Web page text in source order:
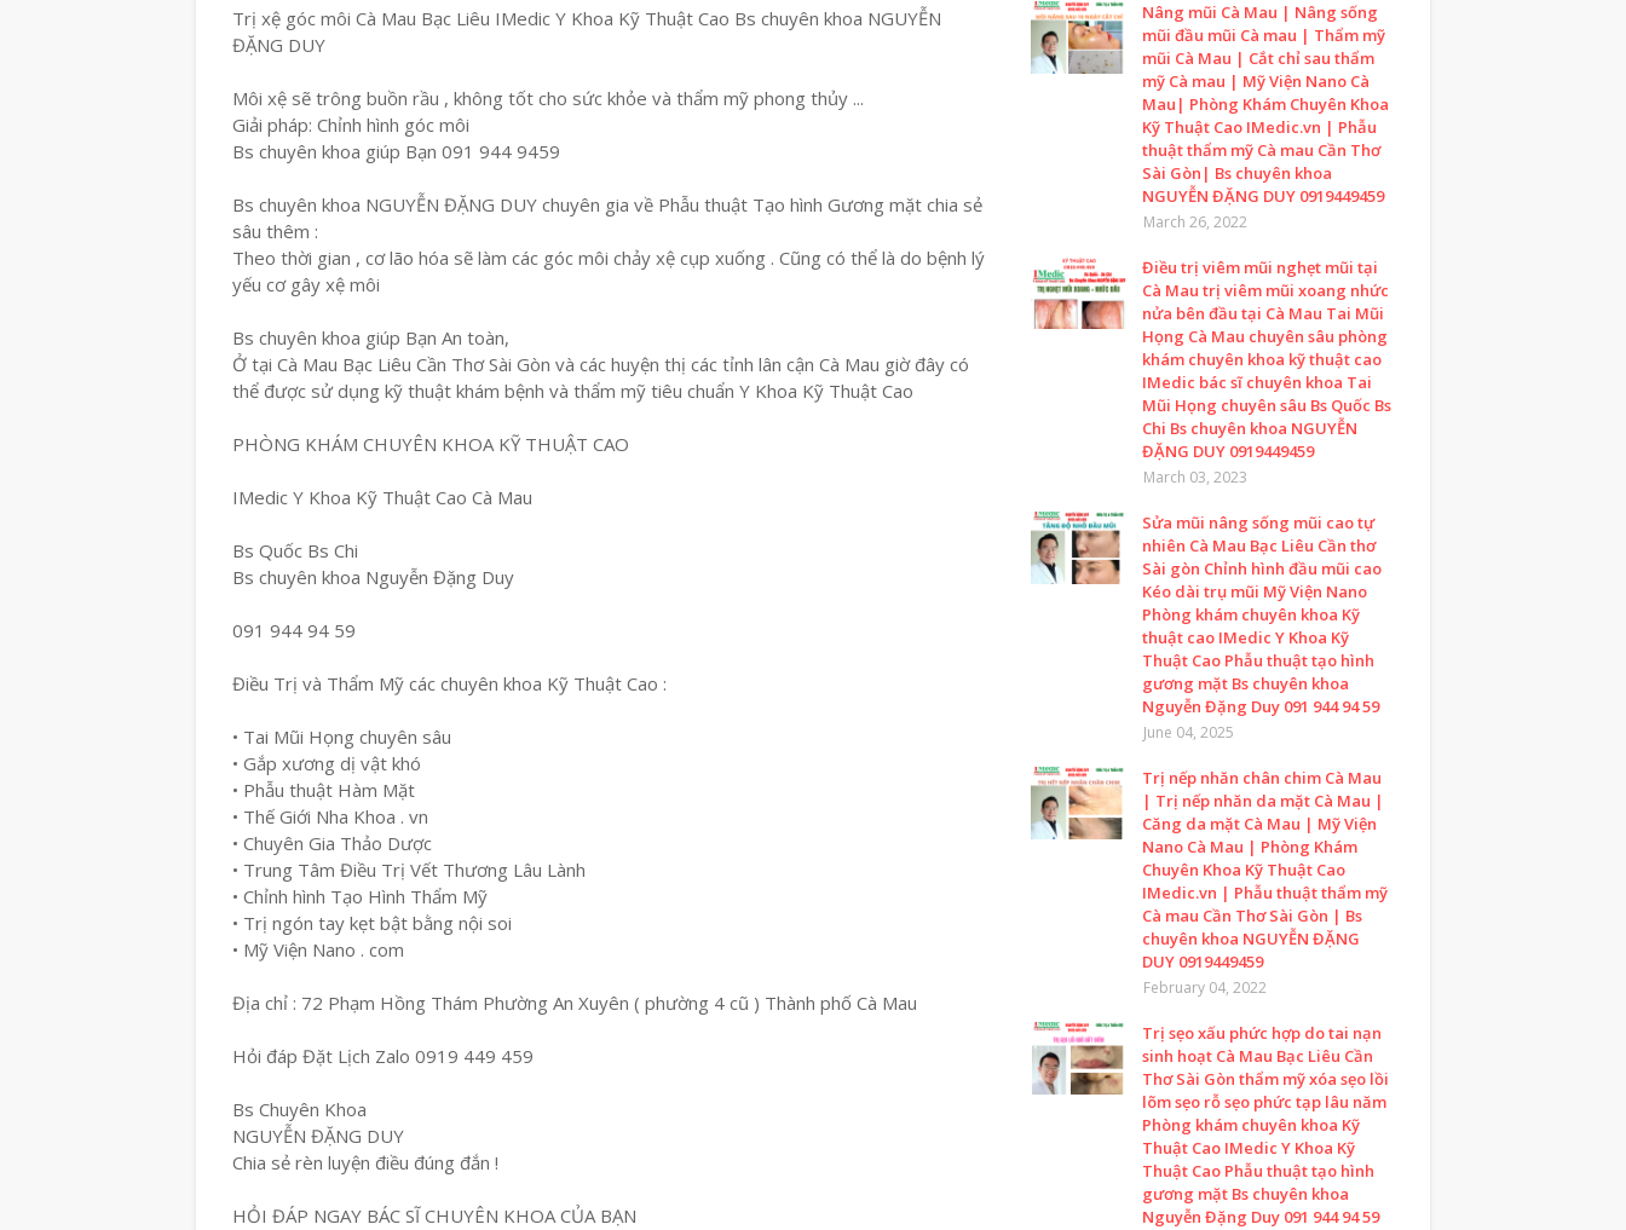
Trị xệ góc môi Cà Mau Bạc Liêu IMedic Y Khoa Kỹ Thuật Cao Bs chuyên khoa NGUYỄN
ĐẶNG DUY
Môi xệ sẽ trông buồn rầu , không tốt cho sức khỏe và thẩm mỹ phong thủy ...
Giải pháp: Chỉnh hình góc môi
Bs chuyên khoa giúp Bạn 091 944 9459
Bs chuyên khoa NGUYỄN ĐẶNG DUY chuyên gia về Phẫu thuật Tạo hình Gương mặt chia sẻ
sâu thêm :
Theo thời gian , cơ lão hóa sẽ làm các góc môi chảy xệ cụp xuống . Cũng có thể là do bệnh lý
yếu cơ gây xệ môi
Bs chuyên khoa giúp Bạn An toàn,
Ở tại Cà Mau Bạc Liêu Cần Thơ Sài Gòn và các huyện thị các tỉnh lân cận Cà Mau giờ đây có
thể được sử dụng kỹ thuật khám bệnh và thẩm mỹ tiêu chuẩn Y Khoa Kỹ Thuật Cao
PHÒNG KHÁM CHUYÊN KHOA KỸ THUẬT CAO
IMedic Y Khoa Kỹ Thuật Cao Cà Mau
Bs Quốc Bs Chi
Bs chuyên khoa Nguyễn Đặng Duy
091 944 94 59
Điều Trị và Thẩm Mỹ các chuyên khoa Kỹ Thuật Cao :
• Tai Mũi Họng chuyên sâu
• Gắp xương dị vật khó
• Phẫu thuật Hàm Mặt
• Thế Giới Nha Khoa . vn
• Chuyên Gia Thảo Dược
• Trung Tâm Điều Trị Vết Thương Lâu Lành
• Chỉnh hình Tạo Hình Thẩm Mỹ
• Trị ngón tay kẹt bật bằng nội soi
• Mỹ Viện Nano . com
Địa chỉ : 72 Phạm Hồng Thám Phường An Xuyên ( phường 4 cũ ) Thành phố Cà Mau
Hỏi đáp Đặt Lịch Zalo 0919 449 459
Bs Chuyên Khoa
NGUYỄN ĐẶNG DUY
Chia sẻ rèn luyện điều đúng đắn !
HỎI ĐÁP NGAY BÁC SĨ CHUYÊN KHOA CỦA BẠN
Nâng mũi Cà Mau | Nâng sống
mũi đầu mũi Cà mau | Thẩm mỹ
mũi Cà Mau | Cắt chỉ sau thẩm
mỹ Cà mau | Mỹ Viện Nano Cà
Mau| Phòng Khám Chuyên Khoa
Kỹ Thuật Cao IMedic.vn | Phẫu
thuật thẩm mỹ Cà mau Cần Thơ
Sài Gòn| Bs chuyên khoa
NGUYỄN ĐẶNG DUY 0919449459
March 26, 2022
Điều trị viêm mũi nghẹt mũi tại
Cà Mau trị viêm mũi xoang nhức
nửa bên đầu tại Cà Mau Tai Mũi
Họng Cà Mau chuyên sâu phòng
khám chuyên khoa kỹ thuật cao
IMedic bác sĩ chuyên khoa Tai
Mũi Họng chuyên sâu Bs Quốc Bs
Chi Bs chuyên khoa NGUYỄN
ĐẶNG DUY 0919449459
March 03, 2023
Sửa mũi nâng sống mũi cao tự
nhiên Cà Mau Bạc Liêu Cần thơ
Sài gòn Chỉnh hình đầu mũi cao
Kéo dài trụ mũi Mỹ Viện Nano
Phòng khám chuyên khoa Kỹ
thuật cao IMedic Y Khoa Kỹ
Thuật Cao Phẫu thuật tạo hình
gương mặt Bs chuyên khoa
Nguyễn Đặng Duy 091 944 94 59
June 04, 2025
Trị nếp nhăn chân chim Cà Mau
| Trị nếp nhăn da mặt Cà Mau |
Căng da mặt Cà Mau | Mỹ Viện
Nano Cà Mau | Phòng Khám
Chuyên Khoa Kỹ Thuật Cao
IMedic.vn | Phẫu thuật thẩm mỹ
Cà mau Cần Thơ Sài Gòn | Bs
chuyên khoa NGUYỄN ĐẶNG
DUY 0919449459
February 04, 2022
Trị sẹo xấu phức hợp do tai nạn
sinh hoạt Cà Mau Bạc Liêu Cần
Thơ Sài Gòn thẩm mỹ xóa sẹo lồi
lõm sẹo rỗ sẹo phức tạp lâu năm
Phòng khám chuyên khoa Kỹ
Thuật Cao IMedic Y Khoa Kỹ
Thuật Cao Phẫu thuật tạo hình
gương mặt Bs chuyên khoa
Nguyễn Đặng Duy 091 944 94 59